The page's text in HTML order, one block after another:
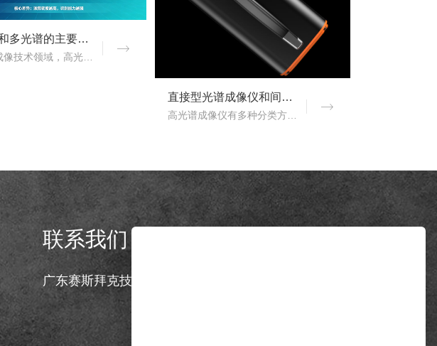
高光谱和多光谱的主要区别有哪些？
直接型光谱成像仪和间接型光谱成像仪区别
高光谱成像仪有多种分类方式，按照重构理论分类，可以分为直接型光谱成像仪和间接型光谱成像仪。那么，直接型光谱成像仪和间接型光谱成像仪什么区别？下文对直接型光谱成像..
联系我们
广东赛斯拜克技术有限公司